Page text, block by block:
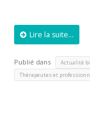
Lire la suite...
Publié dans Actualité
Thérapeutes et